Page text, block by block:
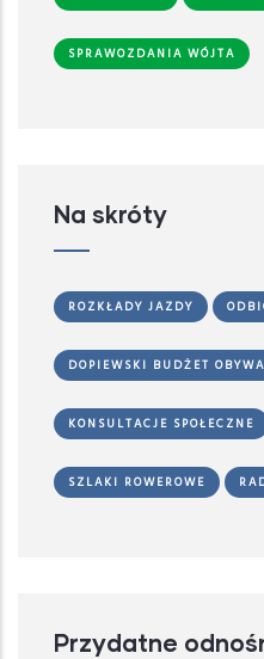
SPRAWOZDANIA WÓJTA
Na skróty
ROZKŁADY JAZDY
DOPIEWSKI BUDŻET
KONSULTACJE SPOŁECZNE
SZLAKI ROWEROWE
Przydatne